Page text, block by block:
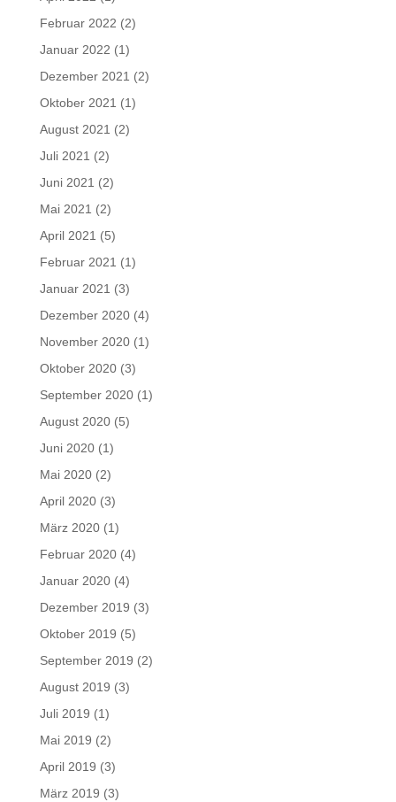
Februar 2022 (2)
Januar 2022 (1)
Dezember 2021 (2)
Oktober 2021 (1)
August 2021 (2)
Juli 2021 (2)
Juni 2021 (2)
Mai 2021 (2)
April 2021 (5)
Februar 2021 (1)
Januar 2021 (3)
Dezember 2020(4)
November 2020(1)
Oktober 2020(3)
September 2020(1)
August 2020(5)
Juni 2020(1)
Mai 2020(2)
April 2020(3)
März 2020(1)
Februar 2020(4)
Januar 2020(4)
Dezember 2019 (3)
Oktober 2019 (5)
September 2019 (2)
August 2019 (3)
Juli 2019 (1)
Mai 2019 (2)
April 2019 (3)
März 2019 (3)